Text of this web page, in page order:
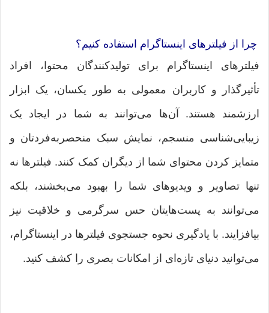
چرا از فیلترهای اینستاگرام استفاده کنیم؟
فیلترهای اینستاگرام برای تولیدکنندگان محتوا، افراد
تأثیرگذار و کاربران معمولی به طور یکسان، یک ابزار
ارزشمند هستند. آن‌ها می‌توانند به شما در ایجاد یک
زیبایی‌شناسی منسجم، نمایش سبک منحصربه‌فردتان و
متمایز کردن محتوای شما از دیگران کمک کنند. فیلترها نه
تنها تصاویر و ویدیوهای شما را بهبود می‌بخشند، بلکه
می‌توانند به پست‌هایتان حس سرگرمی و خلاقیت نیز
بیافزایند. با یادگیری نحوه جستجوی فیلترها در اینستاگرام،
می‌توانید دنیای تازه‌ای از امکانات بصری را کشف کنید.